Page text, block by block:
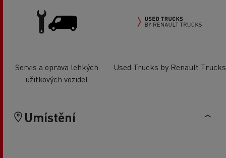
Servis a oprava lehkých
užitkových vozidel
Used Trucks by Renault Trucks
Umístění